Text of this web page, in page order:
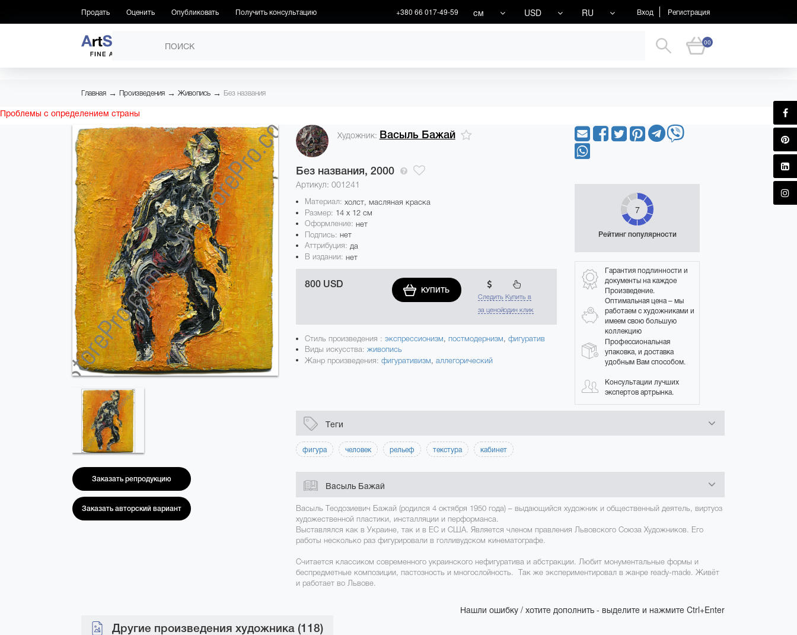
Продать Оценить Опубликовать Получить консультацию Вход Регистрация
+380 66 017-49-59 см USD RU
00
ПРОИЗВЕДЕНИЯ
Главная → Произведения → Живопись → Без названия
Проблемы с определением страны
Заказать репродукцию
Заказать авторский вариант
Художник: Васыль Бажай
Без названия, 2000
Артикул: 001241
Материал: холст, масляная краска
Размер: 14 x 12 см
Оформление: нет
Подпись: нет
Аттрибуция: да
В издании: нет
800 USD
КУПИТЬ
Следить
за ценой
Купить в
один клик
Стиль произведения : экспрессионизм, постмодернизм, фигуратив
Виды искусства: живопись
Жанр произведения: фигуративизм, аллегорический
7
Рейтинг популярности
Гарантия подлинности и
документы на каждое
Произведение.
Оптимальная цена – мы
работаем с художниками и
имеем свою большую
коллекцию
Профессиональная
упаковка, и доставка
удобным Вам способом.
Консультации лучших
экспертов артрынка.
Теги
фигура человек рельеф текстура кабинет
Васыль Бажай
Васыль Теодозиевич Бажай (родился 4 октября 1950 года) – выдающийся художник и общественный деятель, виртуоз
художественной пластики, инсталляции и перформанса.
Выставлялся как в Украине, так и в ЕС и США. Является членом правления Львовского Союза Художников. Его
работы несколько раз фигурировали в голливудском кинематографе.
Считается классиком современного украинского нефигуратива и абстракции. Любит монументальные формы и
беспредметные композиции, пастозность и многослойность. Так же экспериментировал в жанре ready-made. Живёт
и работает во Львове.
Нашли ошибку / хотите дополнить - выделите и нажмите Ctrl+Enter
Другие произведения художника (118)